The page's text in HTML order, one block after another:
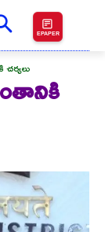
EPAPER